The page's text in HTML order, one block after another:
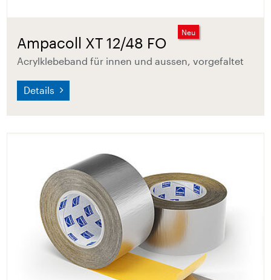
Ampacoll XT 12/48 FO
Neu
Acrylklebeband für innen und aussen, vorgefaltet
Details